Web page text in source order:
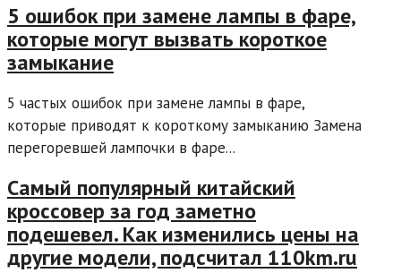
5 ошибок при замене лампы в фаре,
которые могут вызвать короткое
замыкание
5 частых ошибок при замене лампы в фаре,
которые приводят к короткому замыканию Замена
перегоревшей лампочки в фаре...
Самый популярный китайский
кроссовер за год заметно
подешевел. Как изменились цены на
другие модели, подсчитал 110km.ru